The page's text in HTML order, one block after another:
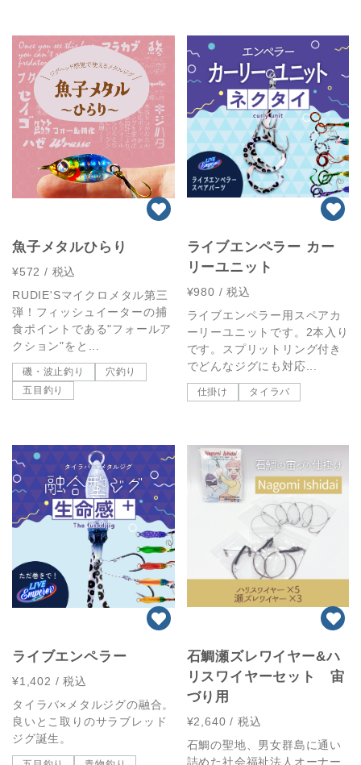
魚子メタルひらり
¥572 / 税込
RUDIE'Sマイクロメタル第三
弾！フィッシュイーターの捕
食ポイントである"フォールア
クション"をと...
磯・波止釣り
穴釣り
五目釣り
ライブエンペラー カー
リーユニット
¥980 / 税込
ライブエンペラー用スペアカ
ーリーユニットです。2本入り
です。スプリットリング付き
でどんなジグにも対応...
仕掛け タイラバ
ライブエンペラー
¥1,402 / 税込
タイラバ×メタルジグの融合。
良いとこ取りのサラブレッド
ジグ誕生。
石鯛瀬ズレワイヤー&ハ
リスワイヤーセット 宙
づり用
¥2,640 / 税込
石鯛の聖地、男女群島に通い
詰めた社会福祉法人オーナー